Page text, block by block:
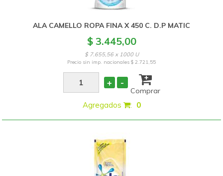
ALA CAMELLO ROPA FINA X 450 C. D.P MATIC
$ 3.445,00
$ 7.655,56 x 1000 U
Precio sin imp. nacionales$ 2.721,55
+ -
Comprar
Agregados : 0